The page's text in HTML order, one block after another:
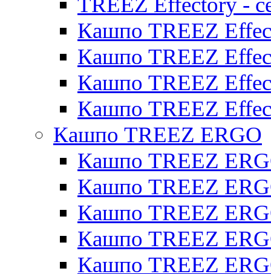
Кашпо TREEZ
Кашпо TREEZ
Кашпо TREEZ
Кашпо TREEZ
Кашпо TREEZ ERGO
Кашпо TREEZ
Кашпо TREEZ
Кашпо TREEZ
Кашпо TREEZ
Кашпо TREEZ